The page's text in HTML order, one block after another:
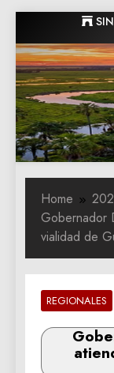
to
content
Home
Gobernador
vialidad de
REGIONALES